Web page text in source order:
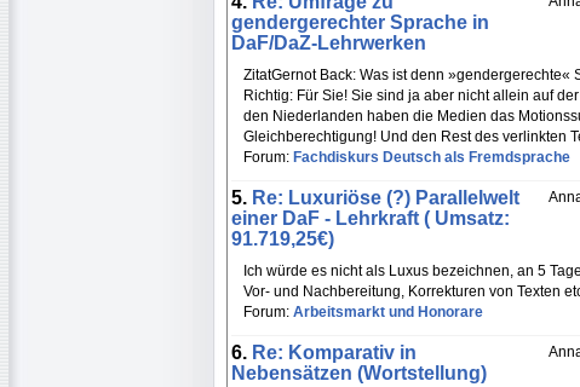
gendergerechter Sprache in
DaF/DaZ-Lehrwerken
ZitatGernot Back: Was ist denn
Richtig: Für Sie! Sie sind ja aber nicht allein auf
den Niederlanden haben die Medien das
Gleichberechtigung! Und den Rest des verlinkten
Forum: Fachdiskurs Deutsch als Fremdsprache
5. Re: Luxuriöse (?) Parallelwelt
einer DaF - Lehrkraft ( Umsatz:
91.719,25€)
Ich würde es nicht als Luxus bezeichnen, an 5
Vor- und Nachbereitung, Korrekturen von Texten
Forum: Arbeitsmarkt und Honorare
6. Re: Komparativ in
Nebensätzen (Wortstellung)